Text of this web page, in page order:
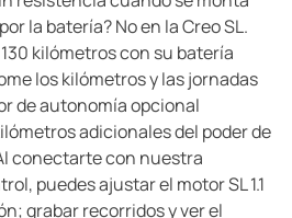
la batería? No en la Creo SL.
kilómetros con su batería
los kilómetros y las jornadas
de autonomía opcional
adicionales del poder de
conectarte con nuestra
puedes ajustar el motor SL 1.1
grabar recorridos y ver el